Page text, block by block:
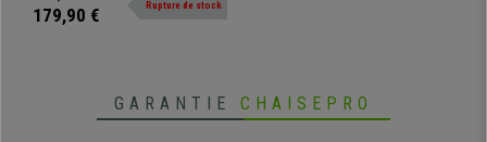
piétement rond en métal chromé.
179,90 € Rupture de stock
GARANTIE CHAISEPRO